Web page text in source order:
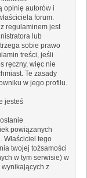
opinię autorów i
forum.
regulaminem jest
lub
sobie prawo
treści, jeśli
ręczny, więc nie
Te zasady
w jego profilu.
jesteś
powiązanych
Właściciel tego
twojej tożsamości
w tym serwisie) w
wynikających z